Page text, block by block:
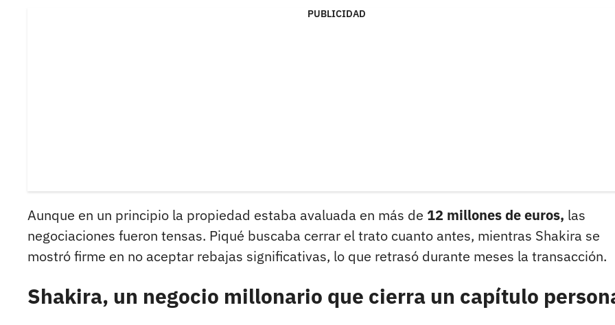
PUBLICIDAD
Aunque en un principio la propiedad estaba avaluada en más de 12 millones de euros, las
negociaciones fueron tensas. Piqué buscaba cerrar el trato cuanto antes, mientras Shakira se
mostró firme en no aceptar rebajas significativas, lo que retrasó durante meses la transacción.
Shakira, un negocio millonario que cierra un capítulo